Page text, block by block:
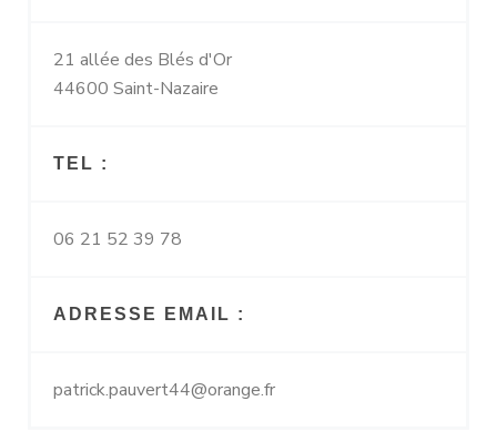
21 allée des Blés d'Or
44600 Saint-Nazaire
TEL :
06 21 52 39 78
ADRESSE EMAIL :
patrick.pauvert44@orange.fr